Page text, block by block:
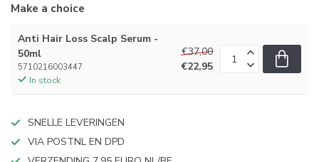
Make a choice
Anti Hair Loss Scalp Serum -
50ml
5710216003447
In stock
€37,00
€22,95
SNELLE LEVERINGEN
VIA POSTNL EN DPD